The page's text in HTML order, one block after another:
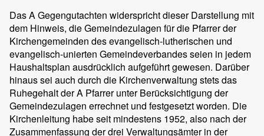
Das A Gegengutachten widerspricht dieser Darstellung mit
dem Hinweis, die Gemeindezulagen für die Pfarrer der
Kirchengemeinden des evangelisch-lutherischen und
evangelisch-unierten Gemeindeverbandes seien in jedem
Haushaltsplan ausdrücklich aufgeführt gewesen. Darüber
hinaus sei auch durch die Kirchenverwaltung stets das
Ruhegehalt der A Pfarrer unter Berücksichtigung der
Gemeindezulagen errechnet und festgesetzt worden. Die
Kirchenleitung habe seit mindestens 1952, also nach der
Zusammenfassung der drei Verwaltungsämter in der